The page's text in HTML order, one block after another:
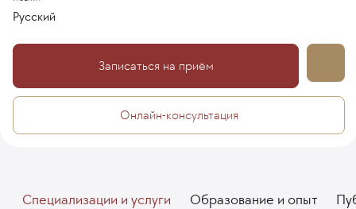
Русский
Записаться на приём
Онлайн-консультация
Специализации и услуги Образование и опыт